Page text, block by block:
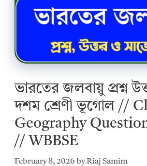
ভারতের জলবায়ু প্রশ্ন
দশম শ্রেণী ভূগোল //
Geography
// WBBSE
February 8, 2026 byRiaj Samim